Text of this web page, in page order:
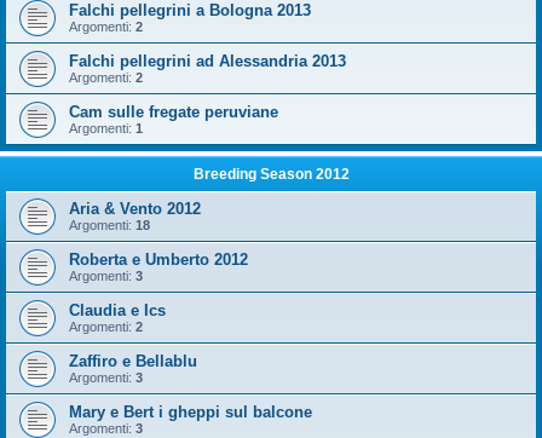
Falchi pellegrini a Bologna 2013
Argomenti: 2
Falchi pellegrini ad Alessandria 2013
Argomenti: 2
Cam sulle fregate peruviane
Argomenti: 1
Breeding Season 2012
Aria & Vento 2012
Argomenti: 18
Roberta e Umberto 2012
Argomenti: 3
Claudia e Ics
Argomenti: 2
Zaffiro e Bellablu
Argomenti: 3
Mary e Bert i gheppi sul balcone
Argomenti: 3